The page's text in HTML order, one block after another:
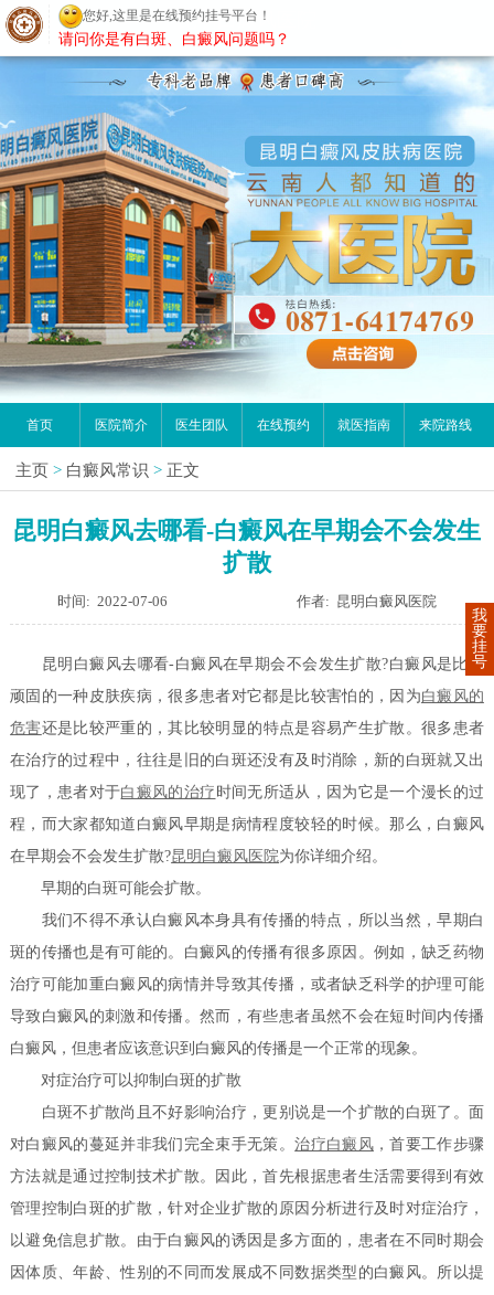
昆明白癜风医院
首页 医院简介 医生团队 在线预约 就医指南 来院路线
主页 > 白癜风常识 > 正文
昆明白癜风去哪看-白癜风在早期会不会发生
扩散
时间: 2022-07-06 作者: 昆明白癜风医院
昆明白癜风去哪看-白癜风在早期会不会发生扩散?白癜风是比较
顽固的一种皮肤疾病，很多患者对它都是比较害怕的，因为白癜风的
危害还是比较严重的，其比较明显的特点是容易产生扩散。很多患者
在治疗的过程中，往往是旧的白斑还没有及时消除，新的白斑就又出
现了，患者对于白癜风的治疗 时间无所适从，因为它是一个漫长的过
程，而大家都知道白癜风早期是病情程度较轻的时候。那么，白癜风
在早期会不会发生扩散?昆明白癜风医院为你详细介绍。
早期的白斑可能会扩散。
我们不得不承认白癜风本身具有传播的特点，所以当然，早期白
斑的传播也是有可能的。白癜风的传播有很多原因。例如，缺乏药物
治疗可能加重白癜风的病情并导致其传播，或者缺乏科学的护理可能
导致白癜风的刺激和传播。然而，有些患者虽然不会在短时间内传播
白癜风，但患者应该意识到白癜风的传播是一个正常的现象。
对症治疗可以抑制白斑的扩散
白斑不扩散尚且不好影响治疗，更别说是一个扩散的白斑了。面
对白癜风的蔓延并非我们完全束手无策。治疗白癜风，首要工作步骤
方法就是通过控制技术扩散。因此，首先根据患者生活需要得到有效
管理控制白斑的扩散，针对企业扩散的原因分析进行及时对症治疗，
以避免信息扩散。由于白癜风的诱因是多方面的，患者在不同时期会
因体质、年龄、性别的不同而发展成不同数据类型的白癜风。所以提
我
要
挂
号
您好,这里是在线预约挂号平台！
请问你是有白斑、白癜风问题吗？